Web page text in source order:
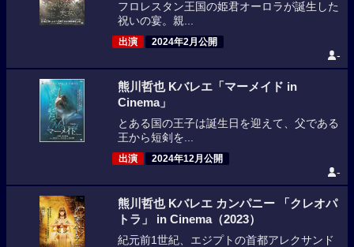
フロレスタン王国の姫君オーロラが誕生した
祝いの宴。親...
出演 2024年2月公開
-
熊川哲也 Kバレエ「マーメイド in
Cinema」
とある国の王子は誕生日を迎えて、父である
王から短剣を...
出演 2024年12月公開
-
熊川哲也 Kバレエ カンパニー 「クレオパ
トラ」 in Cinema（2023）
紀元前1世紀、エジプトの首都アレクサンド